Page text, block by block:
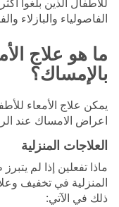
الفاصولياء والبازلاء
ما هو علاج
بالإمساك؟
يمكن علاج الأمعاء
اعراض الامساك عند
العلاجات المنزلية
المنزلية في تخفيف
ذلك في الآتي: